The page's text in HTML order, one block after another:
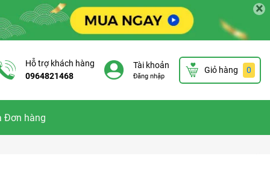
×
Hỗ trợ khách hàng
0964821468
Tài khoản
Đăng nhập
Giỏ hàng 0
Đơn hàng